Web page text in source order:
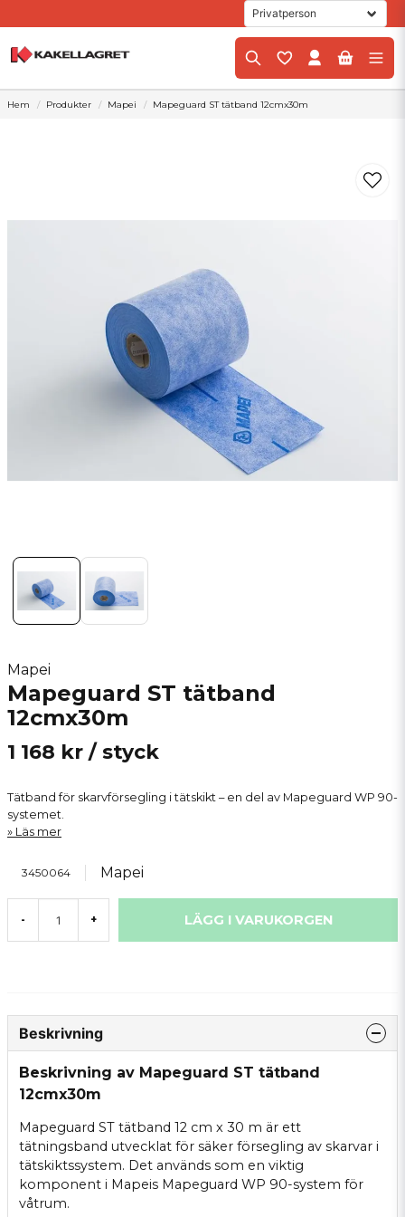
Hem Produkter Mapei Mapeguard ST tätband 12cmx30m
Mapei
Mapeguard ST tätband
12cmx30m
1 168 kr / styck
Tätband för skarvförsegling i tätskikt – en del av Mapeguard WP 90-
systemet.
Läs mer
3450064 Mapei
- + LÄGG I VARUKORGEN
Beskrivning
Beskrivning av Mapeguard ST tätband
12cmx30m
Mapeguard ST tätband 12 cm x 30 m är ett
tätningsband utvecklat för säker försegling av skarvar i
tätskiktssystem. Det används som en viktig
komponent i Mapeis Mapeguard WP 90-system för
våtrum.